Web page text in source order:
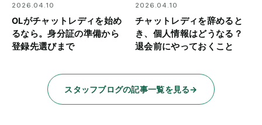
2026.04.10
OLがチャットレディを始め
るなら。身分証の準備から
登録先選びまで
2026.04.10
チャットレディを辞めると
き、個人情報はどうなる？
退会前にやっておくこと
スタッフブログの記事一覧を見る→